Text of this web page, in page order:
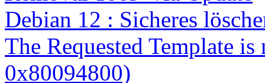
Debian 12 : Sicheres
The Requested Template
0x80094800)